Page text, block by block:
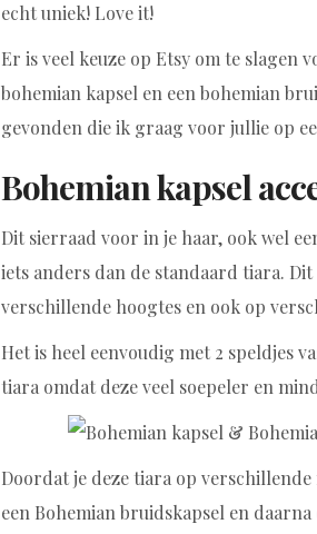
echt uniek! Love it!
Er is veel keuze op Etsy om te slagen
bohemian kapsel en een bohemian
gevonden die ik graag voor jullie op
Bohemian kapsel
Dit sierraad voor in je haar, ook wel
iets anders dan de standaard tiara.
verschillende hoogtes en ook op
Het is heel eenvoudig met 2 speldjes
tiara omdat deze veel soepeler en
Doordat je deze tiara op
een Bohemian bruidskapsel en